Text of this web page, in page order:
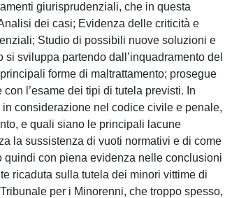
giurisprudenziali, che in questa
dei casi; Evidenza delle criticità e
Studio di possibili nuove soluzioni e
sviluppa partendo dall’inquadramento del
forme di maltrattamento; prosegue
l’esame dei tipi di tutela previsti. In
considerazione nel codice civile e penale,
e quali siano le principali lacune
la sussistenza di vuoti normativi e di come
quindi con piena evidenza nelle conclusioni
ricaduta sulla tutela dei minori vittime di
per i Minorenni, che troppo spesso,